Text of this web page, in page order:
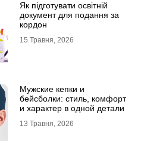
Як підготувати освітній
документ для подання за
кордон
15 Травня, 2026
Мужские кепки и
бейсболки: стиль, комфорт
и характер в одной детали
13 Травня, 2026